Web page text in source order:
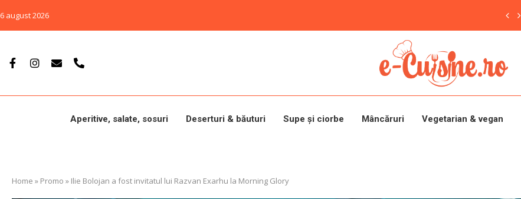
6 august 2026
Aperitive, salate, sosuri Deserturi & băuturi Supe și ciorbe Mâncăruri Vegetarian & vegan
Home » Promo » Ilie Bolojan a fost invitatul lui Razvan Exarhu la Morning Glory